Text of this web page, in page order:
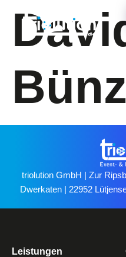
Bünz
triolution GmbH | Zur
Dwerkaten | 22952
Leistungen